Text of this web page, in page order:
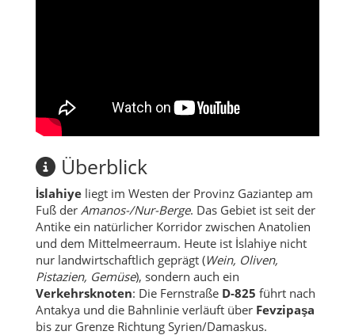
Überblick
İslahiye liegt im Westen der Provinz Gaziantep am
Fuß der Amanos-/Nur-Berge. Das Gebiet ist seit der
Antike ein natürlicher Korridor zwischen Anatolien
und dem Mittelmeerraum. Heute ist İslahiye nicht
nur landwirtschaftlich geprägt (Wein, Oliven,
Pistazien, Gemüse), sondern auch ein
Verkehrsknoten: Die Fernstraße D-825 führt nach
Antakya und die Bahnlinie verläuft über Fevzipaşa
bis zur Grenze Richtung Syrien/Damaskus.